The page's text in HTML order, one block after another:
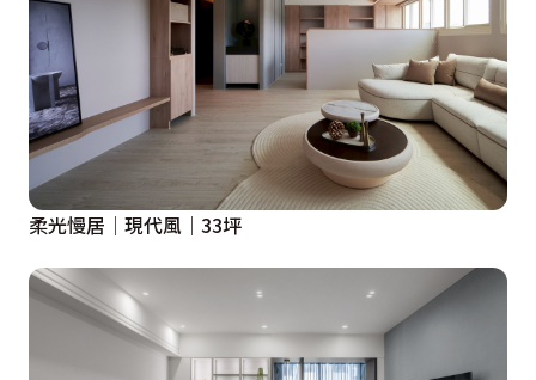
柔光慢居│現代風│33坪